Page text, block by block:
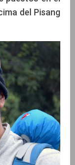
del Pisang